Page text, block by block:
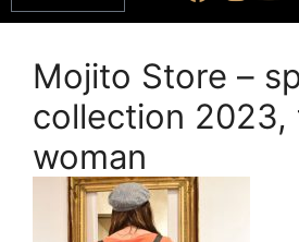
Mojito Store –
collection 2023,
woman